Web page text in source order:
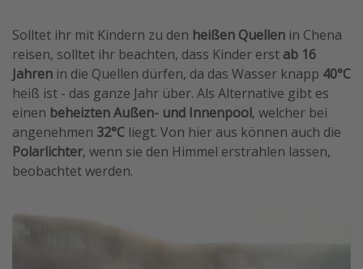
Solltet ihr mit Kindern zu den heißen Quellen in Chena
reisen, solltet ihr beachten, dass Kinder erst ab 16
Jahren in die Quellen dürfen, da das Wasser knapp 40°C
heiß ist - das ganze Jahr über. Als Alternative gibt es
einen beheizten Außen- und Innenpool, welcher bei
angenehmen 32°C liegt. Von hier aus können auch die
Polarlichter, wenn sie den Himmel erstrahlen lassen,
beobachtet werden.